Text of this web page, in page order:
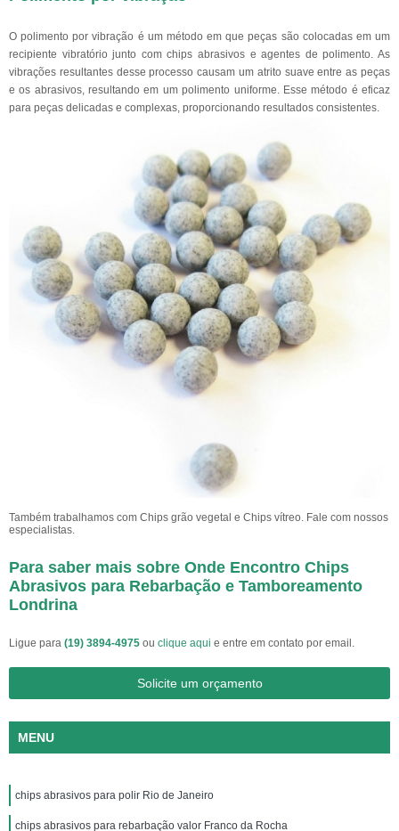
O polimento por vibração é um método em que peças são colocadas em um
recipiente vibratório junto com chips abrasivos e agentes de polimento. As
vibrações resultantes desse processo causam um atrito suave entre as peças
e os abrasivos, resultando em um polimento uniforme. Esse método é eficaz
para peças delicadas e complexas, proporcionando resultados consistentes.
Também trabalhamos com Chips grão vegetal e Chips vítreo. Fale com nossos
especialistas.
Para saber mais sobre Onde Encontro Chips
Abrasivos para Rebarbação e Tamboreamento
Londrina
Ligue para (19) 3894-4975 ou clique aqui e entre em contato por email.
Solicite um orçamento
MENU
chips abrasivos para polir Rio de Janeiro
chips abrasivos para rebarbação valor Franco da Rocha